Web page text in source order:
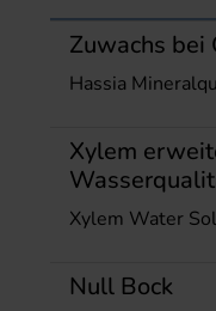
Zuwachs
Hassia
Xylem
Xylem Water
Null Bock